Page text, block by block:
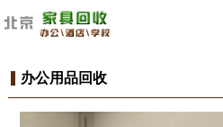
办公用品回收